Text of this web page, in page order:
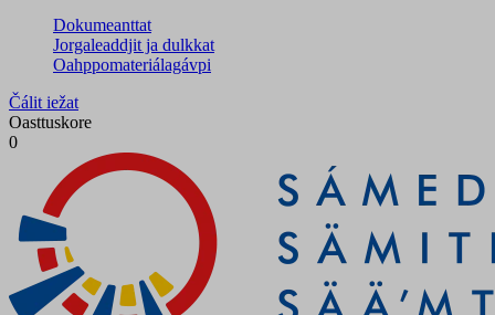
Dokumeanttat
Jorgaleaddjit ja dulkkat
Oahppomateriálagávpi
Čálit iežat
Oasttuskore
0